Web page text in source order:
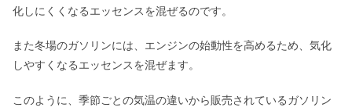
化しにくくなるエッセンスを混ぜるのです。
また冬場のガソリンには、エンジンの始動性を高めるため、気化
しやすくなるエッセンスを混ぜます。
このように、季節ごとの気温の違いから販売されているガソリン